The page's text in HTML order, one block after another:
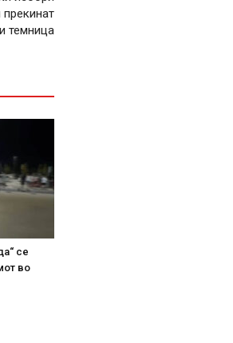
темница
се
во